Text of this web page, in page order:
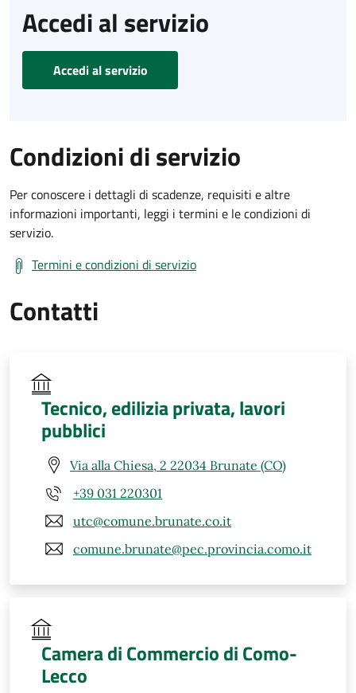
Accedi al servizio
Accedi al servizio
Condizioni di servizio
Per conoscere i dettagli di scadenze, requisiti e altre
informazioni importanti, leggi i termini e le condizioni di
servizio.
Termini e condizioni di servizio
Contatti
Tecnico, edilizia privata, lavori
pubblici
Via alla Chiesa, 2 22034 Brunate (CO)
+39 031 220301
utc@comune.brunate.co.it
comune.brunate@pec.provincia.como.it
Camera di Commercio di Como-
Lecco